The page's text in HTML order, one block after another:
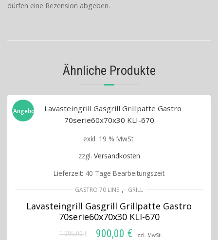
dürfen eine Rezension abgeben.
Ähnliche Produkte
Angebot!
exkl. 19 % MwSt.
zzgl. Versandkosten
Lieferzeit: 40 Tage Bearbeitungszeit
GASTRO 70 LINE , GRILL
Lavasteingrill Gasgrill Grillpatte Gastro
70serie60x70x30 KLI-670
1.095,00€
Ursprünglicher
900,00 €
Aktueller
zzl. MwSt.